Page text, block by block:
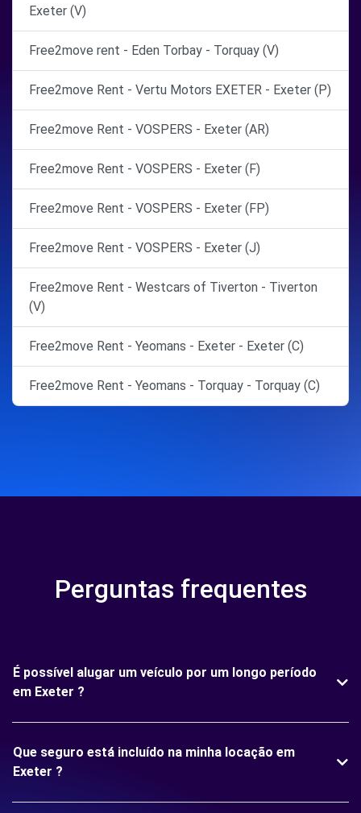
Exeter (V)
Free2move rent - Eden Torbay - Torquay (V)
Free2move Rent - Vertu Motors EXETER - Exeter (P)
Free2move Rent - VOSPERS - Exeter (AR)
Free2move Rent - VOSPERS - Exeter (F)
Free2move Rent - VOSPERS - Exeter (FP)
Free2move Rent - VOSPERS - Exeter (J)
Free2move Rent - Westcars of Tiverton - Tiverton
(V)
Free2move Rent - Yeomans - Exeter - Exeter (C)
Free2move Rent - Yeomans - Torquay - Torquay (C)
Perguntas frequentes
É possível alugar um veículo por um longo período
em Exeter ?
Que seguro está incluído na minha locação em
Exeter ?